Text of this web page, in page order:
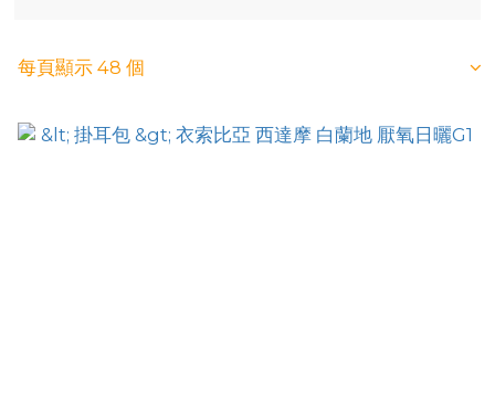
每頁顯示 48 個